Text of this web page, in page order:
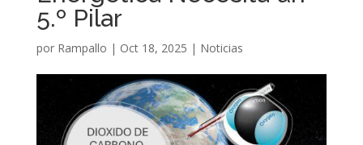
5.º Pilar
por Rampallo | Oct 18, 2025 | Noticias